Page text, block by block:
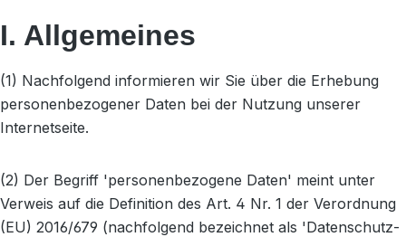
I. Allgemeines
(1) Nachfolgend informieren wir Sie über die Erhebung
personenbezogener Daten bei der Nutzung unserer
Internetseite.
(2) Der Begriff 'personenbezogene Daten' meint unter
Verweis auf die Definition des Art. 4 Nr. 1 der Verordnung
(EU) 2016/679 (nachfolgend bezeichnet als 'Datenschutz-